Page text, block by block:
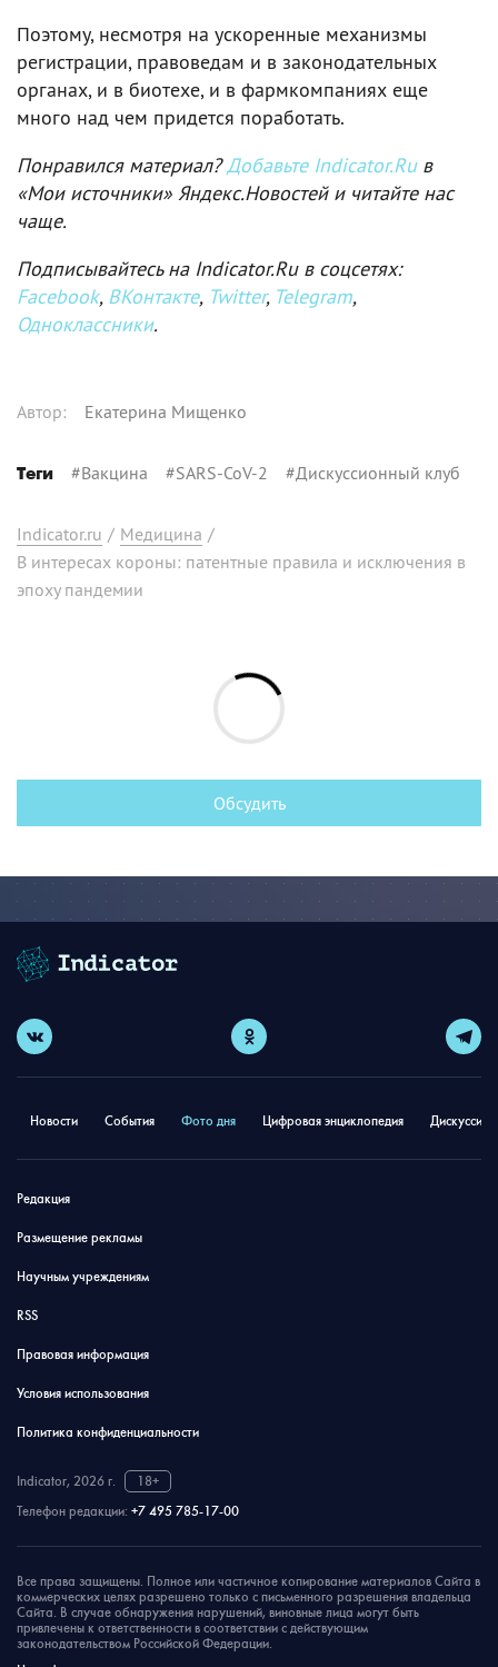
Поэтому, несмотря на ускоренные механизмы
регистрации, правоведам и в законодательных
органах, и в биотехе, и в фармкомпаниях еще
много над чем придется поработать.
Понравился материал?Добавьте Indicator.Ruв
«Мои источники» Яндекс.Новостей и читайте нас
чаще.
Подписывайтесь на Indicator.Ru в соцсетях:
Facebook, ВКонтакте, Twitter, Telegram,
Одноклассники.
Автор: Екатерина Мищенко
Теги #Вакцина #SARS-CoV-2 #Дискуссионный клуб
Indicator.ru / Медицина /
В интересах короны: патентные правила и исключения в
эпоху пандемии
Обсудить
Новости События Фото дня Цифровая энциклопедия
Редакция
Размещение рекламы
Научным учреждениям
RSS
Правовая информация
Условия использования
Политика конфиденциальности
Indicator, 2026 г.
18+
Телефон редакции: +7 495 785-17-00
Все права защищены. Полное или частичное копирование материалов Сайта в
коммерческих целях разрешено только с письменного разрешения владельца
Сайта. В случае обнаружения нарушений, виновные лица могут быть
привлечены к ответственности в соответствии с действующим
законодательством Российской Федерации.